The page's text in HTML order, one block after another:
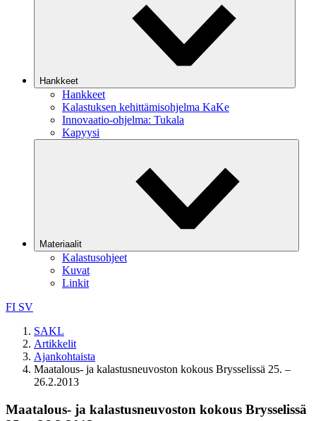
Hankkeet
Hankkeet
Kalastuksen kehittämisohjelma KaKe
Innovaatio-ohjelma: Tukala
Kapyysi
Materiaalit
Kalastusohjeet
Kuvat
Linkit
FI SV
SAKL
Artikkelit
Ajankohtaista
Maatalous- ja kalastusneuvoston kokous Brysselissä 25. –
26.2.2013
Maatalous- ja kalastusneuvoston kokous Brysselissä